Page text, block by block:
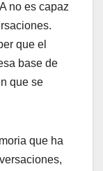
no es capaz
que el
base de
que se
que ha